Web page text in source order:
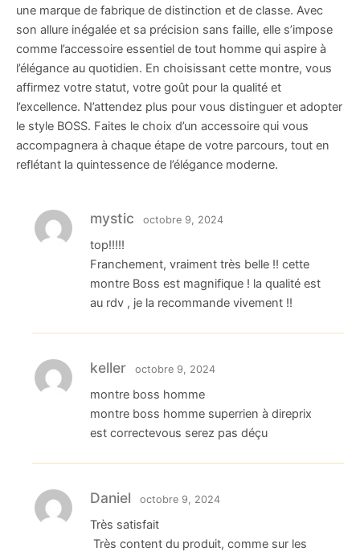
une marque de fabrique de distinction et de classe. Avec
son allure inégalée et sa précision sans faille, elle s’impose
comme l’accessoire essentiel de tout homme qui aspire à
l’élégance au quotidien. En choisissant cette montre, vous
affirmez votre statut, votre goût pour la qualité et
l’excellence. N’attendez plus pour vous distinguer et adopter
le style BOSS. Faites le choix d’un accessoire qui vous
accompagnera à chaque étape de votre parcours, tout en
reflétant la quintessence de l’élégance moderne.
mystic octobre 9, 2024
top!!!!!
Franchement, vraiment très belle !! cette
montre Boss est magnifique ! la qualité est
au rdv , je la recommande vivement !!
keller octobre 9, 2024
montre boss homme
montre boss homme superrien à direprix
est correctevous serez pas déçu
Daniel octobre 9, 2024
Très satisfait
Très content du produit, comme sur les